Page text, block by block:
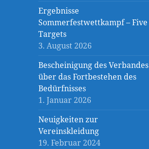
Ergebnisse
Sommerfestwettkampf – Five
Targets
3. August 2026
Bescheinigung des Verbandes
über das Fortbestehen des
Bedürfnisses
1. Januar 2026
Neuigkeiten zur
Vereinskleidung
19. Februar 2024